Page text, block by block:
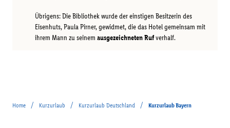
Übrigens: Die Bibliothek wurde der einstigen Besitzerin des
Eisenhuts, Paula Pirner, gewidmet, die das Hotel gemeinsam mit
ihrem Mann zu seinem ausgezeichneten Rufverhalf.
Home / Kurzurlaub / Kurzurlaub Deutschland / Kurzurlaub Bayern